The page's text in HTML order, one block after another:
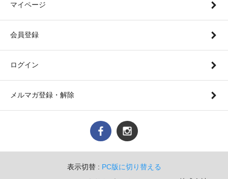
マイページ
会員登録
ログイン
メルマガ登録・解除
表示切替 : PC版に切り替える